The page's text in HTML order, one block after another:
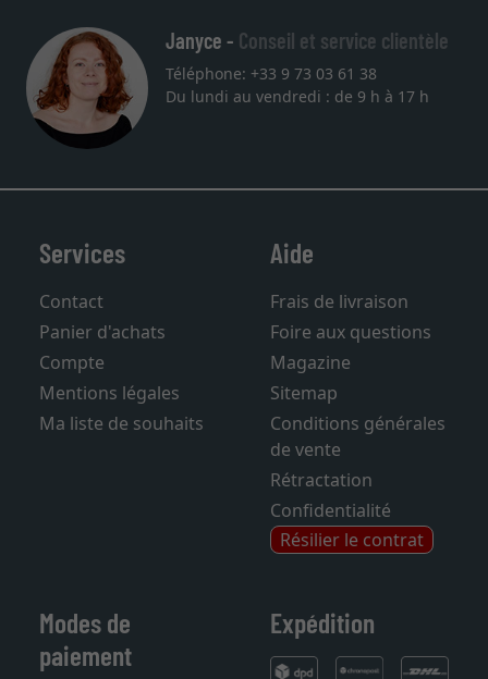
Janyce - Conseil et service clientèle
Téléphone: +33 9 73 03 61 38
Services
Contact
Panier d'achats
Compte
Mentions légales
Aide
Frais de livraison
Foire aux questions
Magazine
Sitemap
Conditions générales
de vente
Rétractation
Confidentialité
Modes de
Expédition